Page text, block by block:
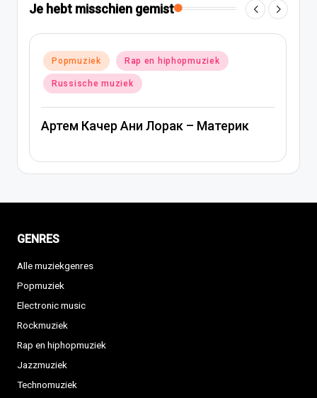
Je hebt misschien gemist
– Материк
Geplaatst
Popmuziek
GENRES
Alle muziekgenres
Popmuziek
Electronic music
Rockmuziek
Rap en hiphopmuziek
Jazzmuziek
Technomuziek